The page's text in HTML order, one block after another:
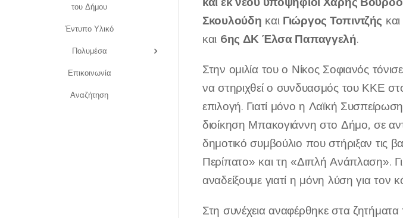
του Δήμου
Έντυπο Υλικό
Πολυμέσα
Επικοινωνία
Αναζήτηση
Σκουλούδη και Γιώργος Τοπιντζής και
και 6ης ΔΚ Έλσα Παπαγγελή.
Στην ομιλία του ο Νίκος Σοφιανός
να στηριχθεί ο συνδυασμός του ΚΚΕ
επιλογή. Γιατί μόνο η Λαϊκή
διοίκηση Μπακογιάννη στο Δήμο, σε
δημοτικό συμβούλιο που στήριξαν τις
Περίπατο» και τη «Διπλή Ανάπλαση».
αναδείξουμε γιατί η μόνη λύση για
Στη συνέχεια αναφέρθηκε στα ζητήματα